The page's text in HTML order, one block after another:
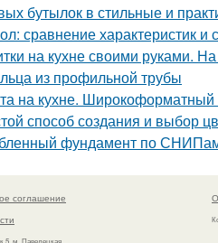
бутылок в стильные и
сравнение характеристик и
на кухне своими руками.
из профильной трубы
на кухне. Широкоформатный
способ создания и выбор
фундамент по
соглашение
5, м. Павелецкая